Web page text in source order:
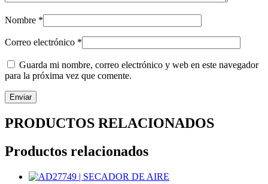
Nombre *
Correo electrónico *
Guarda mi nombre, correo electrónico y web en este navegador
para la próxima vez que comente.
PRODUCTOS RELACIONADOS
Productos relacionados